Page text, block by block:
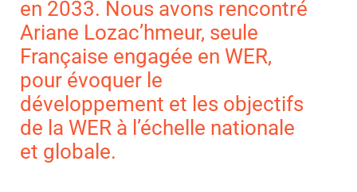
en 2033. Nous avons rencontré
Ariane Lozac’hmeur, seule
Française engagée en WER,
pour évoquer le
développement et les objectifs
de la WER à l’échelle nationale
et globale.